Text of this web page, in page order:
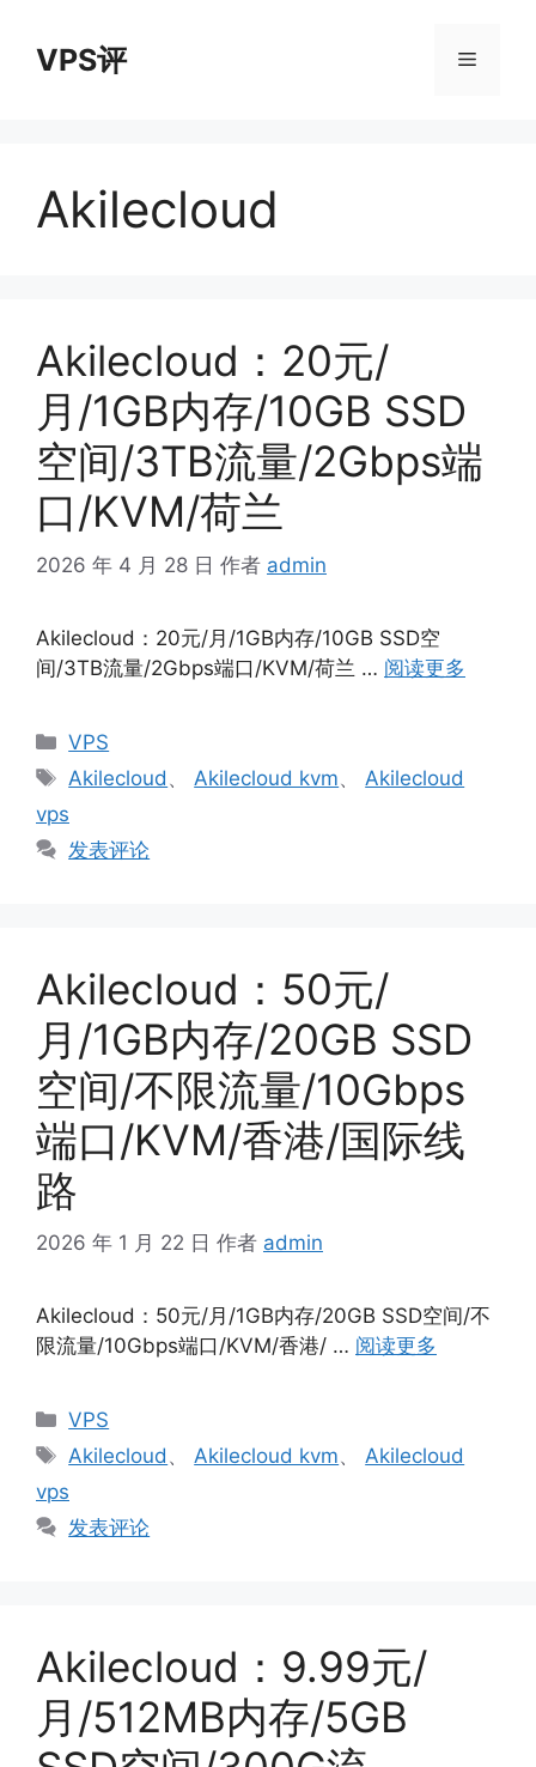
VPS评 菜
Akilecloud
Akilecloud：20元/
月/1GB内存/10GB SSD
空间/3TB流量/2Gbps端
口/KVM/荷兰
2026 年 4 月 28 日 作者 admin
Akilecloud：20元/月/1GB内存/10GB SSD空
间/3TB流量/2Gbps端口/KVM/荷兰 … 阅读更多
分
类
VPS
标
Akilecloud 、 Akilecloud kvm、 Akilecloud
vps
发表评论
Akilecloud：50元/
月/1GB内存/20GB SSD
空间/不限流量/10Gbps
端口/KVM/香港/国际线
路
2026 年 1 月 22 日 作者 admin
Akilecloud：50元/月/1GB内存/20GB SSD空间/不
限流量/10Gbps端口/KVM/香港/ … 阅读更多
分
类
VPS
标
Akilecloud 、Akilecloud kvm、Akilecloud
vps
发表评论
Akilecloud：9.99元/
月/512MB内存/5GB